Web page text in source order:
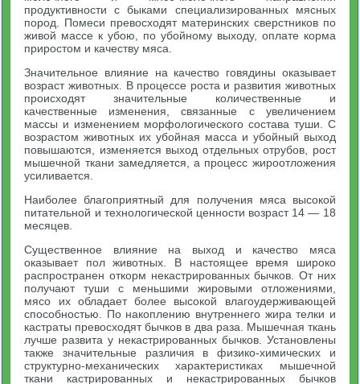
продуктивности с быками специализированных мясных
пород. Помеси превосходят материнских сверстников по
живой массе к убою, по убойному выходу, оплате корма
приростом и качеству мяса.
Значительное влияние на качество говядины оказывает
возраст животных. В процессе роста и развития животных
происходят значительные количественные и
качественные изменения, связанные с увеличением
массы и изменением морфологического состава туши. С
возрастом животных их убойная масса и убойный выход
повышаются, изменяется выход отдельных отрубов, рост
мышечной ткани замедляется, а процесс жироотложения
усиливается.
Наиболее благоприятный для получения мяса высокой
питательной и технологической ценности возраст 14 — 18
месяцев.
Существенное влияние на выход и качество мяса
оказывает пол животных. В настоящее время широко
распространен откорм некастрированных бычков. От них
получают туши с меньшими жировыми отложениями,
мясо их обладает более высокой влагоудерживающей
способностью. По накоплению внутреннего жира телки и
кастраты превосходят бычков в два раза. Мышечная ткань
лучше развита у некастрированных бычков. Установлены
также значительные различия в физико-химических и
структурно-механических характеристиках мышечной
ткани кастрированных и некастрированных бычков